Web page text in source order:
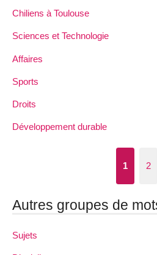
Chiliens à Toulouse
Sciences et Technologie
Affaires
Sports
Droits
Développement durable
1 2
Autres groupes de
Sujets